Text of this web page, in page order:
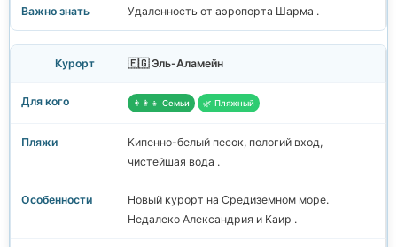
Удаленность от аэропорта Шарма .
🇪🇬 Эль-Аламейн
👨‍👩‍👧 Семьи 🌿 Пляжный
Кипенно-белый песок, пологий вход,
чистейшая вода .
Новый курорт на Средиземном море.
Недалеко Александрия и Каир .